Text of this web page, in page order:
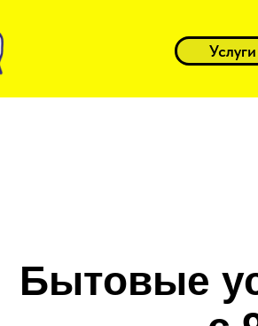
Услуги
Бытовые